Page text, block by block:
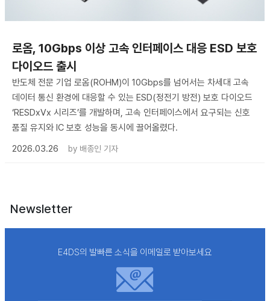
로옴, 10Gbps 이상 고속 인터페이스 대응 ESD 보호
다이오드 출시
반도체 전문 기업 로옴(ROHM)이 10Gbps를 넘어서는 차세대 고속
데이터 통신 환경에 대응할 수 있는 ESD(정전기 방전) 보호 다이오드
‘RESDxVx 시리즈’를 개발하며, 고속 인터페이스에서 요구되는 신호
품질 유지와 IC 보호 성능을 동시에 끌어올렸다.
2026.03.26
by 배종인 기자
Newsletter
E4DS의 발빠른 소식을 이메일로 받아보세요